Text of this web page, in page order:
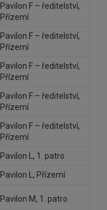
Pavilon F – ředitelství,
Přízemí
Pavilon F – ředitelství,
Přízemí
Pavilon F – ředitelství,
Přízemí
Pavilon F – ředitelství,
Přízemí
Pavilon F – ředitelství,
Přízemí
Pavilon L, 1. patro
Pavilon L, Přízemí
Pavilon M, 1. patro